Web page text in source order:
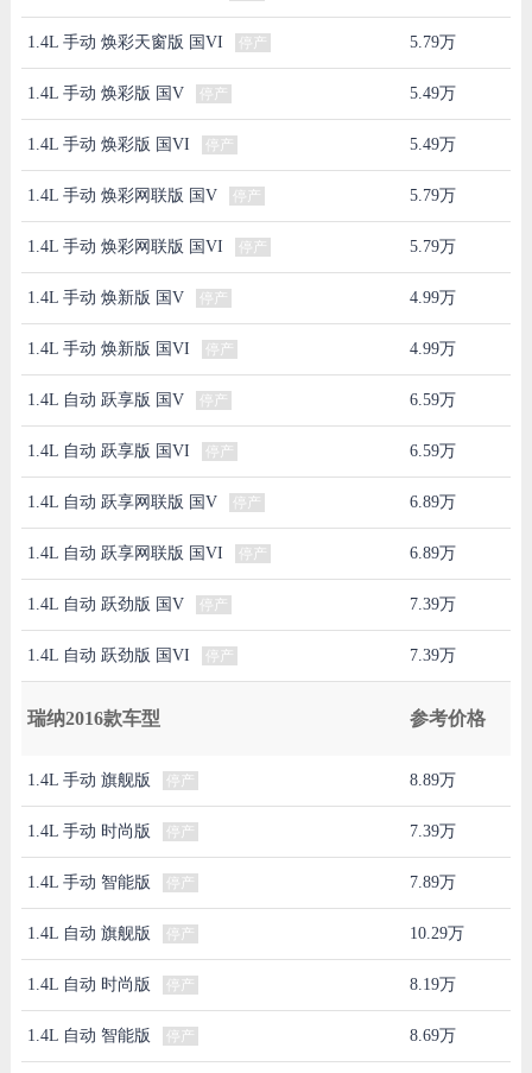
1.4L 手动 焕彩天窗版 国VI 停产 5.79万
1.4L 手动 焕彩版 国V 停产 5.49万
1.4L 手动 焕彩版 国VI 停产 5.49万
1.4L 手动 焕彩网联版 国V 停产 5.79万
1.4L 手动 焕彩网联版 国VI 停产 5.79万
1.4L 手动 焕新版 国V 停产 4.99万
1.4L 手动 焕新版 国VI 停产 4.99万
1.4L 自动 跃享版 国V 停产 6.59万
1.4L 自动 跃享版 国VI 停产 6.59万
1.4L 自动 跃享网联版 国V 停产 6.89万
1.4L 自动 跃享网联版 国VI 停产 6.89万
1.4L 自动 跃劲版 国V 停产 7.39万
1.4L 自动 跃劲版 国VI 停产 7.39万
瑞纳2016款车型 参考价格
1.4L 手动 旗舰版 停产 8.89万
1.4L 手动 时尚版 停产 7.39万
1.4L 手动 智能版 停产 7.89万
1.4L 自动 旗舰版 停产 10.29万
1.4L 自动 时尚版 停产 8.19万
1.4L 自动 智能版 停产 8.69万